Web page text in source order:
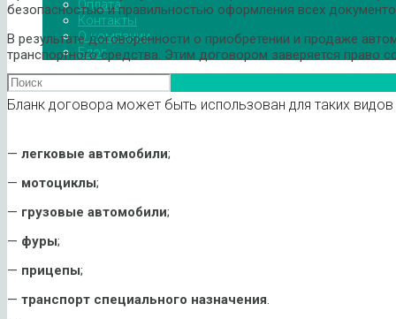
Оплата
Контакты
О компании
Блог
безопасностью и правильностью оформления всех
В результате договоренности о приобретении и продаже
транспортного средства. Этим договором заверяется право
Бланк договора может быть использован для таких видов
— легковые автомобили;
— мотоциклы;
— грузовые автомобили;
— фуры;
— прицепы;
— транспорт специального назначения.